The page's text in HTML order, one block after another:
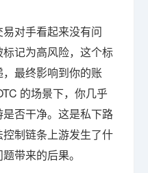
对手看起来没有问
记为高风险，这个标
最终影响到你的账
的场景下，你几乎
否干净。这是私下路
制链条上游发生了什
带来的后果。